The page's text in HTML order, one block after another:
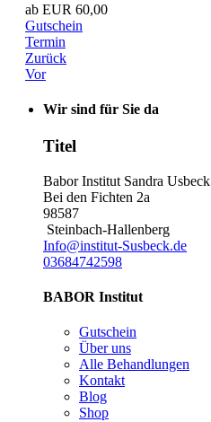
ab EUR 60,00
Gutschein
Termin
Zurück
Vor
Wir sind für Sie da
Titel
Babor Institut Sandra Usbeck
Bei den Fichten 2a
98587
Steinbach-Hallenberg
Info@institut-Susbeck.de
03684742598
BABOR Institut
Gutschein
Über uns
Alle Behandlungen
Kontakt
Blog
Shop